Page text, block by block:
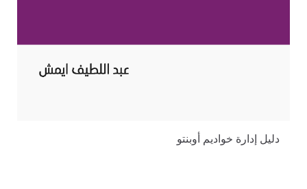
دليل إدارة خواديم أوبنتو